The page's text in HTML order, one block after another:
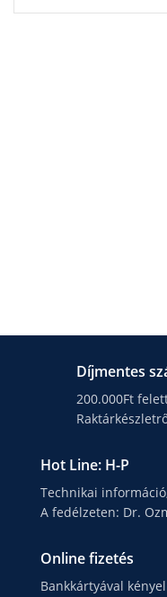
Díjmentes
200.000Ft
Hot Line: H-P
Technikai
A fedélzeten: Dr.
Online fizetés
Bankkártyával